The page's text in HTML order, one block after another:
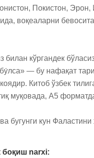
Покистон,
воқеаларни
кўргандек
— бу нафақат
Китоб ўзбек
муқовада, A5
бугунги кун
боқиш narxi: